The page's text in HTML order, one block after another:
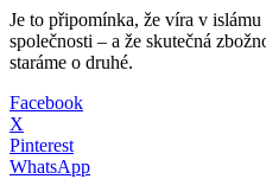
Je to připomínka, že víra v
společnosti – a že skutečná
staráme o druhé.
Facebook
X
Pinterest
WhatsApp